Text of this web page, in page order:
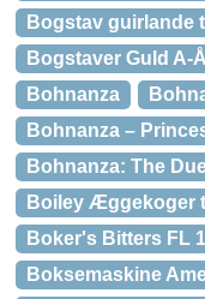
Bogstav guirlande
Bogstaver Guld A-
Bohnanza
Bohnanza –
Bohnanza: The
Boiley Æggekoger
Boker's Bitters FL
Boksemaskine